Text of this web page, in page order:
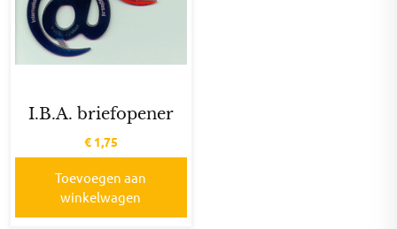
I.B.A. briefopener
€1,75
Toevoegen aan
winkelwagen